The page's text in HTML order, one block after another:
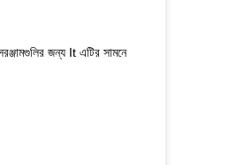
জন্য It এটির সামনে